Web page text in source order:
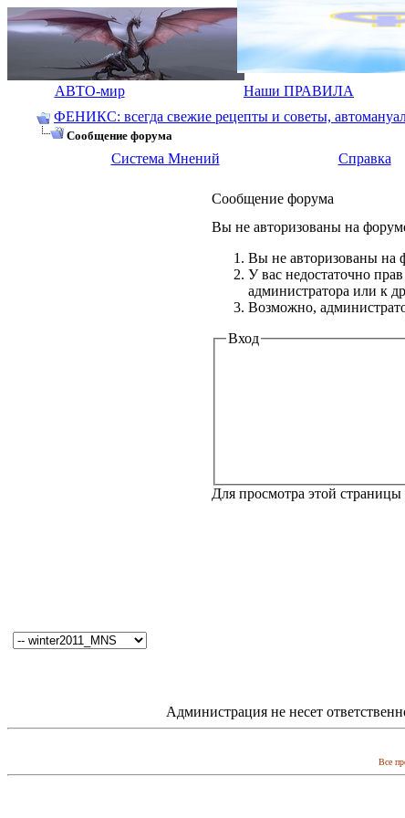
АВТО-мир Наши ПРАВИЛА
ФЕНИКС: всегда свежие рецепты и советы,
Сообщение форума
Система Мнений
Справка
Сообщение форума
Вы не авторизованы на
Вы не авторизованы на
У вас недостаточно
администратора или к
Возможно,
Вход
Для просмотра этой
Администрация не несет
Все